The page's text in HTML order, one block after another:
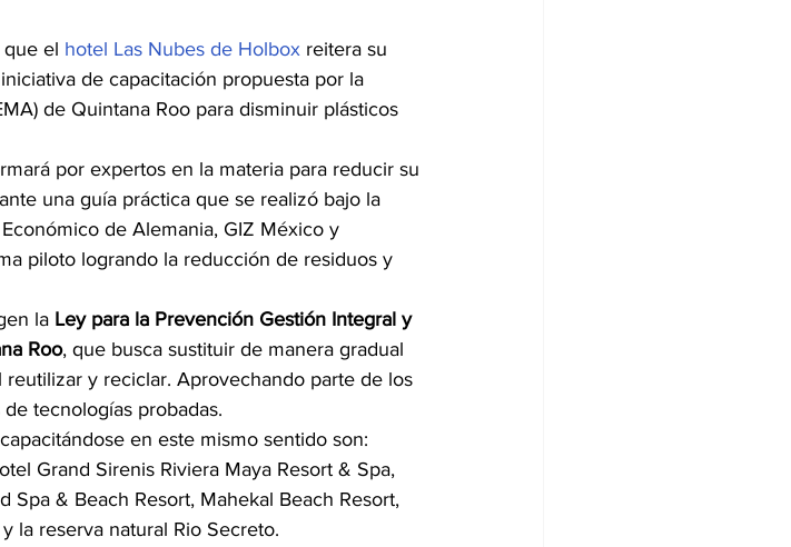
el hotel Las Nubes de Holbox reitera su
de capacitación propuesta por la
de Quintana Roo para disminuir plásticos
por expertos en la materia para reducir su
una guía práctica que se realizó bajo la
de Alemania, GIZ México y
piloto logrando la reducción de residuos y
la Ley para la Prevención Gestión Integral y
Roo, que busca sustituir de manera gradual
y reciclar. Aprovechando parte de los
tecnologías probadas.
en este mismo sentido son:
Grand Sirenis Riviera Maya Resort & Spa,
Spa & Beach Resort, Mahekal Beach Resort,
la reserva natural Rio Secreto.